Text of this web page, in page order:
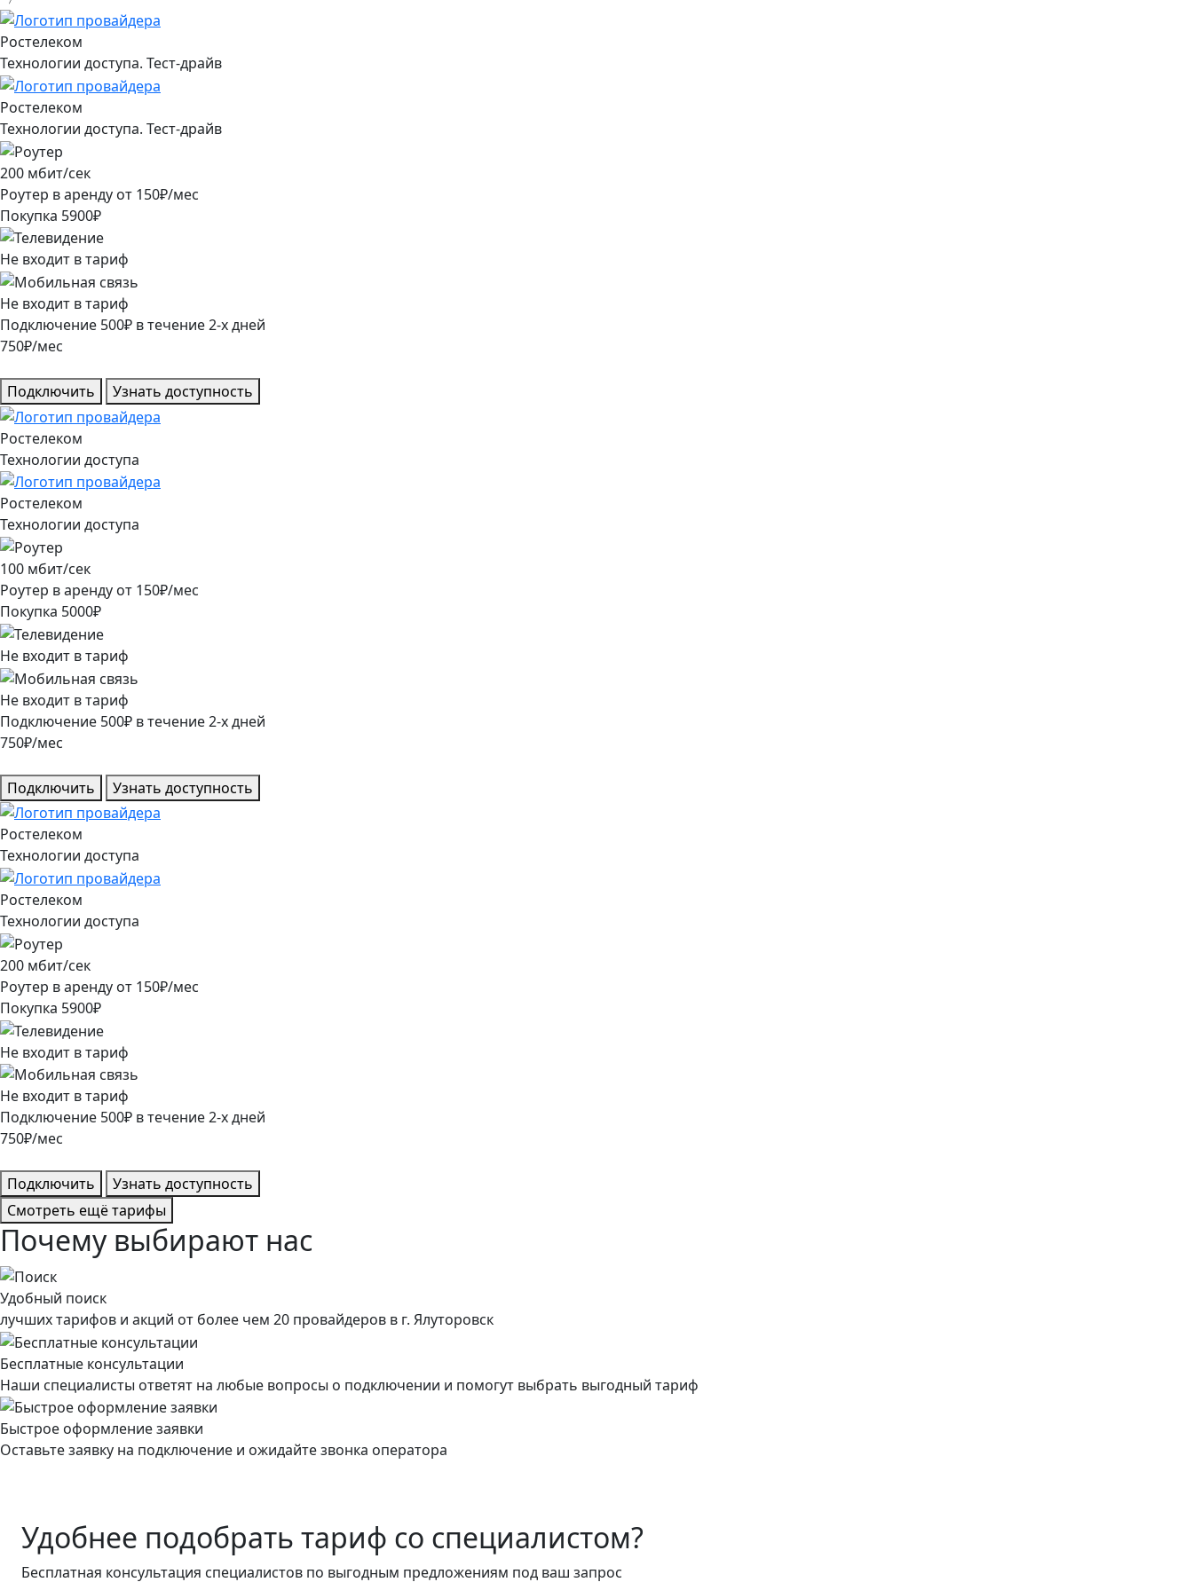
Ростелеком
Технологии доступа. Тест-драйв
Ростелеком
Технологии доступа. Тест-драйв
200 мбит/сек
Роутер в аренду от 150₽/мес
Покупка 5900₽
Не входит в тариф
Не входит в тариф
Подключение 500₽ в течение2-х дней
750₽/мес
Подключить Узнать доступность
Ростелеком
Технологии доступа
Ростелеком
Технологии доступа
100 мбит/сек
Роутер в аренду от 150₽/мес
Покупка 5000₽
Не входит в тариф
Не входит в тариф
Подключение 500₽ в течение2-х дней
750₽/мес
Подключить Узнать доступность
Ростелеком
Технологии доступа
Ростелеком
Технологии доступа
200 мбит/сек
Роутер в аренду от 150₽/мес
Покупка 5900₽
Не входит в тариф
Не входит в тариф
Подключение 500₽ в течение2-х дней
750₽/мес
Подключить
Узнать доступность
Смотреть ещё тарифы
Почему выбирают нас
Удобный поиск
лучших тарифов и акций от более чем 20 провайдеров в г. Ялуторовск
Бесплатные консультации
Наши специалисты ответят на любые вопросы о подключении и помогут выбрать выгодный тариф
Быстрое оформление заявки
Оставьте заявку на подключение и ожидайте звонка оператора
Удобнее подобрать тариф со специалистом?
Бесплатная консультация специалистов по выгодным предложениям под ваш запрос